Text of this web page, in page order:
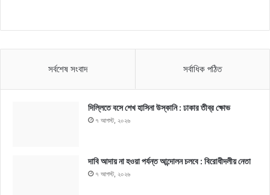
সর্বশেষ সংবাদ সর্বাধিক পঠিত
দিল্লিতে বসে শেখ হাসিনা উস্কানি : ঢাকার তীব্র ক্ষোভ
৭ আগস্ট, ২০২৬
দাবি আদায় না হওয়া পর্যন্ত আন্দোলন চলবে : বিরোধীদলীয় নেতা
৭ আগস্ট, ২০২৬